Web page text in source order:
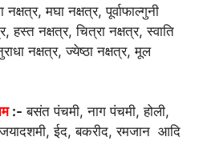
मघा नक्षत्र, पूर्वाफाल्गुनी
हस्त नक्षत्र, चित्रा नक्षत्र, स्वाति
नक्षत्र, ज्येष्ठा नक्षत्र, मूल
:- बसंत पंचमी, नाग पंचमी, होली,
ईद, बकरीद, रमजान आदि